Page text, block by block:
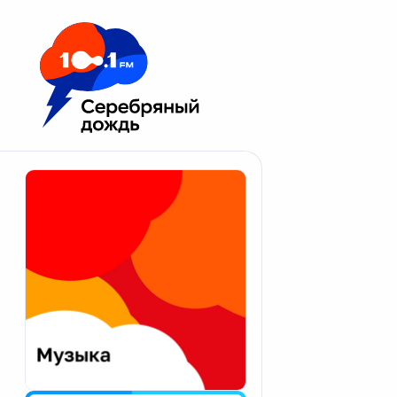
Москва 100.1 FM
Апатиты
Екатеринбург
Калининград
Калуга